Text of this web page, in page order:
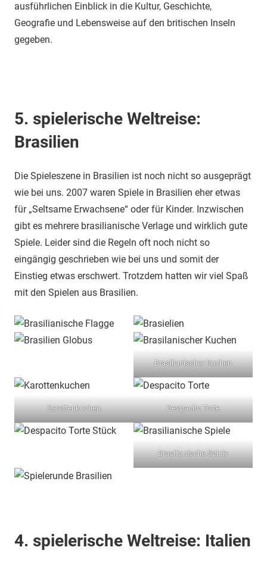
ausführlichen Einblick in die Kultur, Geschichte,
Geografie und Lebensweise auf den britischen Inseln
gegeben.
5. spielerische Weltreise:
Brasilien
Die Spieleszene in Brasilien ist noch nicht so ausgeprägt
wie bei uns. 2007 waren Spiele in Brasilien eher etwas
für „Seltsame Erwachsene“ oder für Kinder. Inzwischen
gibt es mehrere brasilianische Verlage und wirklich gute
Spiele. Leider sind die Regeln oft noch nicht so
eingängig geschrieben wie bei uns und somit der
Einstieg etwas erschwert. Trotzdem hatten wir viel Spaß
mit den Spielen aus Brasilien.
Brasilianischer Kuchen
Karottenkuchen Despacito Torte
Brasilianische Spiele
4. spielerische Weltreise: Italien